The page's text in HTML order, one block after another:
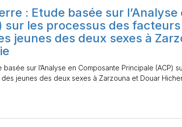
: Etude basée sur
sur les processus des
jeunes des deux sexes à
sur l’Analyse en Composante Principale (ACP)
jeunes des deux sexes à Zarzouna et Douar